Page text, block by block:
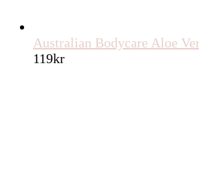
Australian Bodycare Aloe
119kr